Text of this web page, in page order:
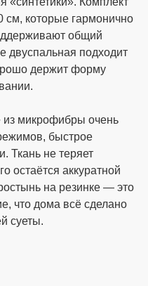
Приватбанка;
на почте.
менее 200 грн.)
поэтому наш
удобный
необходимые
и оплате
тот же день,
см, которые гармонично
общий
двуспальная подходит
держит форму
из микрофибры очень
быстрое
Ткань не теряет
остаётся аккуратной
на резинке — это
что дома всё сделано
суеты.